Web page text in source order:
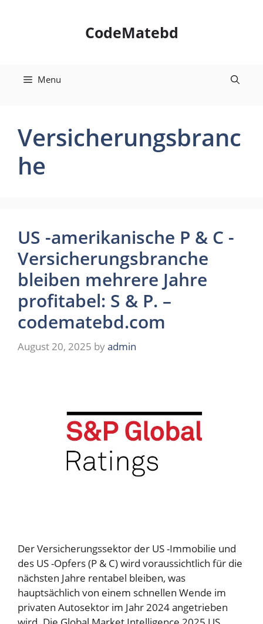
CodeMatebd
Menu
Versicherungsbranc
he
US -amerikanische P & C -
Versicherungsbranche
bleiben mehrere Jahre
profitabel: S & P. –
codematebd.com
August 20, 2025 byadmin
Der Versicherungssektor der US -Immobilie und
des US -Opfers (P & C) wird voraussichtlich für die
nächsten Jahre rentabel bleiben, was
hauptsächlich von einem schnellen Wende im
privaten Autosektor im Jahr 2024 angetrieben